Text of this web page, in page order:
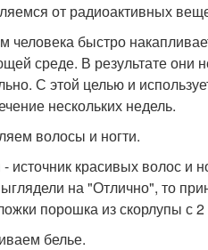
от радиоактивных
человека быстро
среде. В результате они
С этой целью и
нескольких недель.
волосы и ногти.
- источник красивых волос и
на "Отлично", то
порошка из скорлупы с
белье.